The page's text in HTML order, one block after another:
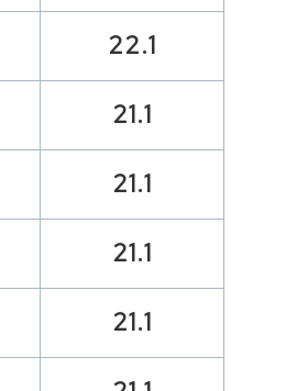
22.1
21.1
21.1
21.1
21.1